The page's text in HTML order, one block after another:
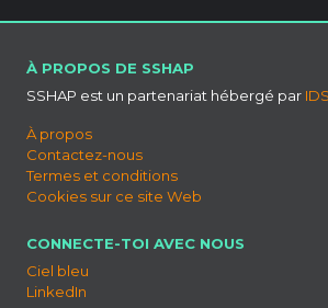
À PROPOS DE SSHAP
SSHAP est un partenariat hébergé par IDS
À propos
Contactez-nous
Termes et conditions
Cookies sur ce site Web
CONNECTE-TOI AVEC NOUS
Ciel bleu
LinkedIn